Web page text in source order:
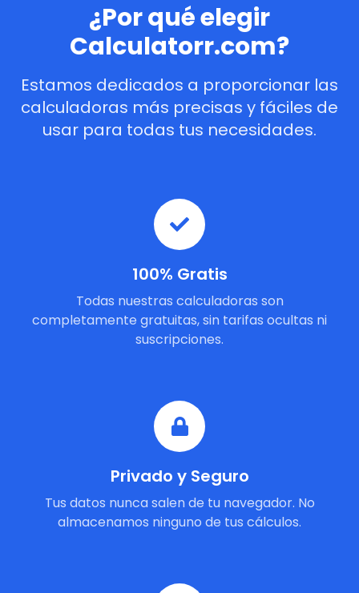
¿Por qué elegir
Calculatorr.com?
Estamos dedicados a proporcionar las
calculadoras más precisas y fáciles de
usar para todas tus necesidades.
100% Gratis
Todas nuestras calculadoras son
completamente gratuitas, sin tarifas ocultas ni
suscripciones.
Privado y Seguro
Tus datos nunca salen de tu navegador. No
almacenamos ninguno de tus cálculos.